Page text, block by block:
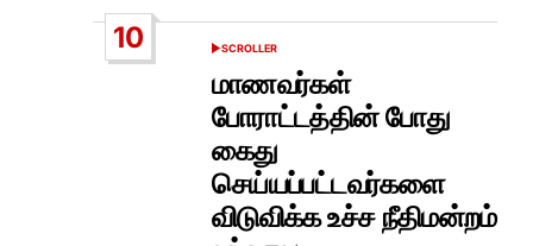
10
POSTED
SCROLLER
மாணவர்கள்
போராட்டத்தின் போது
கைது
செய்யப்பட்டவர்களை
விடுவிக்க உச்ச நீதிமன்றம்